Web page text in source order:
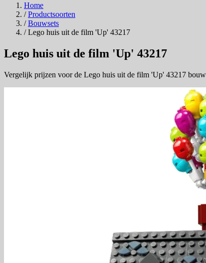
Home
/ Productsoorten
/ Bouwsets
/ Lego huis uit de film 'Up' 43217
Lego huis uit de film 'Up' 43217
Vergelijk prijzen voor de Lego huis uit de film 'Up' 43217